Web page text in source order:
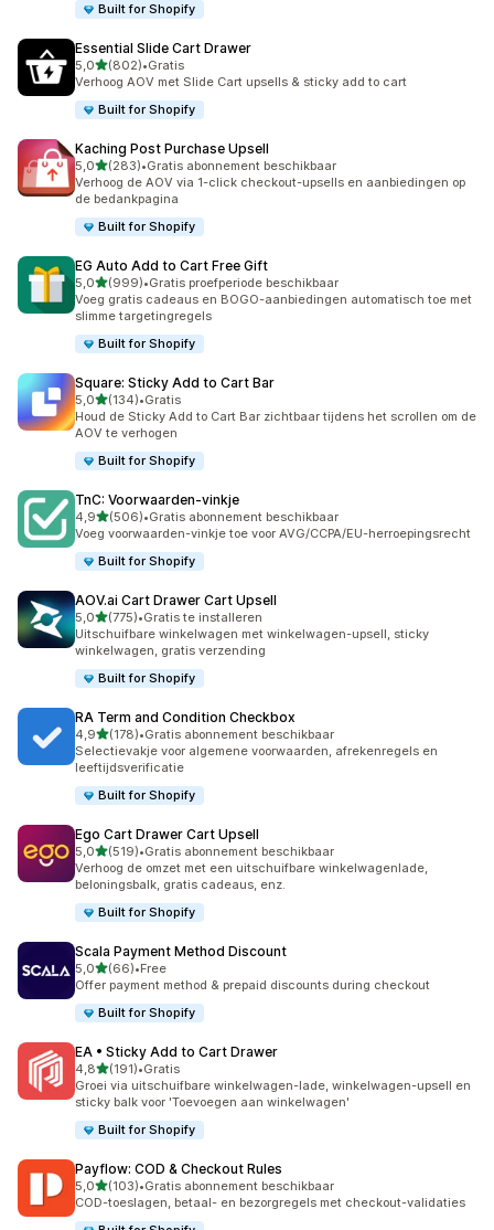
Built for Shopify
Essential Slide Cart Drawer
5,0van 5 sterren
(802)
802 recensies in totaal
•Gratis
Verhoog AOV met Slide Cart upsells & sticky add to cart
Built for Shopify
Kaching Post Purchase Upsell
5,0van 5 sterren
(283)
283 recensies in totaal
•Gratis abonnement beschikbaar
Verhoog de AOV via 1-click checkout-upsells en aanbiedingen op
de bedankpagina
Built for Shopify
EG Auto Add to Cart Free Gift
5,0van 5 sterren
(999)
999 recensies in totaal
•Gratis proefperiode beschikbaar
Voeg gratis cadeaus en BOGO-aanbiedingen automatisch toe met
slimme targetingregels
Built for Shopify
Square: Sticky Add to Cart Bar
5,0van 5 sterren
(134)
134 recensies in totaal
•Gratis
Houd de Sticky Add to Cart Bar zichtbaar tijdens het scrollen om de
AOV te verhogen
Built for Shopify
TnC: Voorwaarden‑vinkje
4,9van 5 sterren
(506)
506 recensies in totaal
•Gratis abonnement beschikbaar
Voeg voorwaarden-vinkje toe voor AVG/CCPA/EU-herroepingsrecht
Built for Shopify
AOV.ai Cart Drawer Cart Upsell
5,0van 5 sterren
(775)
775 recensies in totaal
•Gratis te installeren
Uitschuifbare winkelwagen met winkelwagen-upsell, sticky
winkelwagen, gratis verzending
Built for Shopify
RA Term and Condition Checkbox
4,9van 5 sterren
(178)
178 recensies in totaal
•Gratis abonnement beschikbaar
Selectievakje voor algemene voorwaarden, afrekenregels en
leeftijdsverificatie
Built for Shopify
Ego Cart Drawer Cart Upsell
5,0van 5 sterren
(519)
519 recensies in totaal
•Gratis abonnement beschikbaar
Verhoog de omzet met een uitschuifbare winkelwagenlade,
beloningsbalk, gratis cadeaus, enz.
Built for Shopify
Scala Payment Method Discount
5,0van 5 sterren
(66)
66 recensies in totaal
•Free
Offer payment method & prepaid discounts during checkout
Built for Shopify
EA • Sticky Add to Cart Drawer
4,8van 5 sterren
(191)
191 recensies in totaal
•Gratis
Groei via uitschuifbare winkelwagen-lade, winkelwagen-upsell en
sticky balk voor 'Toevoegen aan winkelwagen'
Built for Shopify
Payflow: COD & Checkout Rules
5,0van 5 sterren
(103)
103 recensies in totaal
•Gratis abonnement beschikbaar
COD-toeslagen, betaal- en bezorgregels met checkout-validaties